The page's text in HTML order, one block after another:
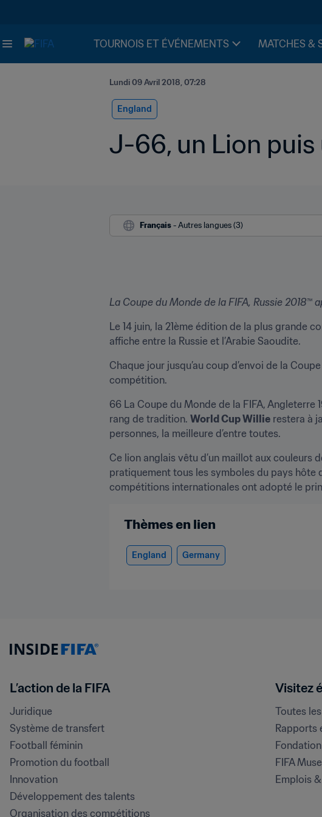
TOURNOIS ET ÉVÉNEMENTS MATCHES &
Lundi 09 Avril 2018, 07:28
England
J-66, un Lion
Français - Autres langues (3)
La Coupe du Monde de la FIFA, Russie 2018™
Le 14 juin, la 21ème édition de la plus grande
affiche entre la Russie et l’Arabie Saoudite.
Chaque jour jusqu’au coup d’envoi de la
compétition.
66 La Coupe du Monde de la FIFA,
rang de tradition. World Cup Willie restera à
personnes, la meilleure d’entre toutes.
Ce lion anglais vêtu d’un maillot aux couleurs
pratiquement tous les symboles du pays hôte
compétitions internationales ont adopté le
Thèmes en lien
England Germany
L’action de la FIFA
Juridique
Système de transfert
Football féminin
Promotion du football
Innovation
Développement des talents
Organisation des compétitions
Visitez
Toutes
Rapports
FIFA
Emplois